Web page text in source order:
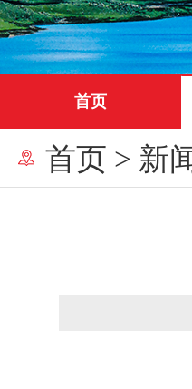
首页
首页 > 新